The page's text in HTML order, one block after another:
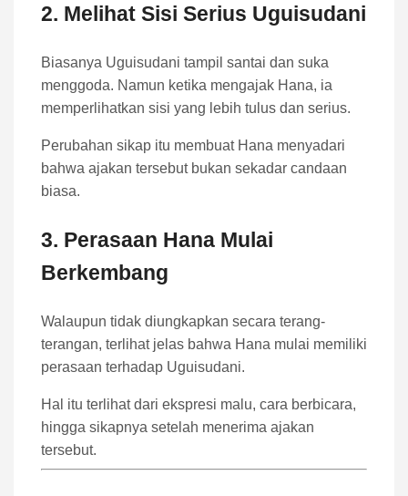
2. Melihat Sisi Serius Uguisudani
Biasanya Uguisudani tampil santai dan suka
menggoda. Namun ketika mengajak Hana, ia
memperlihatkan sisi yang lebih tulus dan serius.
Perubahan sikap itu membuat Hana menyadari
bahwa ajakan tersebut bukan sekadar candaan
biasa.
3. Perasaan Hana Mulai
Berkembang
Walaupun tidak diungkapkan secara terang-
terangan, terlihat jelas bahwa Hana mulai memiliki
perasaan terhadap Uguisudani.
Hal itu terlihat dari ekspresi malu, cara berbicara,
hingga sikapnya setelah menerima ajakan
tersebut.